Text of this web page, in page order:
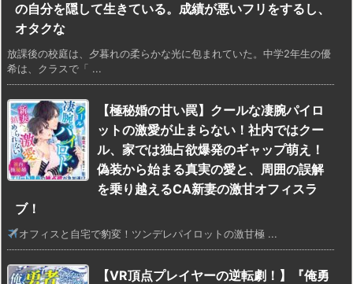
の自分を隠して生きている。成績が悪いフリをするし、
オタクな
放課後の校庭は、夕暮れの柔らかな光に包まれていた。中学2年生の優
希は、クラスで「 ...
【極秘婚の甘い罠】クールな凄腕パイロ
ットの激愛が止まらない！社内ではクー
ル、家では独占欲爆発のギャップ萌え！
偽装から始まる真実の愛と、周囲の誤解
を乗り越えるCA新妻の激甘オフィスラ
ブ！
オフィスと自宅で豹変！ツンデレパイロットの激甘極 ...
【VR頂点プレイヤーの逆転劇！】『俺勇